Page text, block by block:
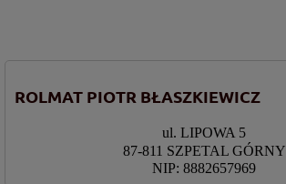
ROLMAT PIOTR BŁASZKIEWICZ
ul. LIPOWA 5
87-811 SZPETAL GÓRNY
NIP: 8882657969